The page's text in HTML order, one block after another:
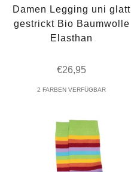
Damen Legging uni glatt
gestrickt Bio Baumwolle
Elasthan
Angebot
€26,95
2 FARBEN VERFÜGBAR